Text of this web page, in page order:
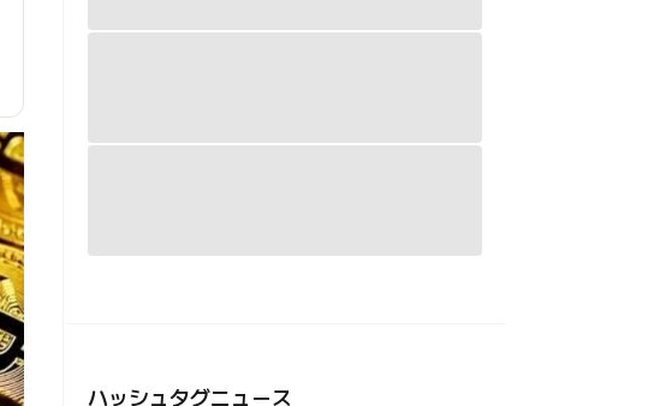
ハッシュタグニュース